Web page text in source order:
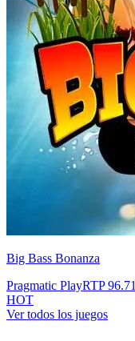
Big Bass Bonanza
Pragmatic PlayRTP96.71
HOT
Ver todos los juegos